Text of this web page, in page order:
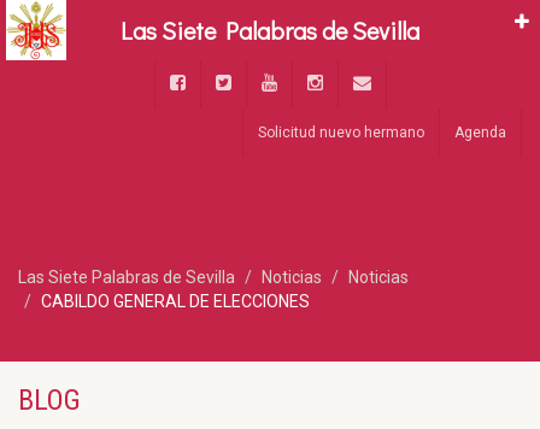
Solicitud nuevo hermano Agenda
Las Siete Palabras de Sevilla Noticias
Noticias
CABILDO GENERAL DE ELECCIONES
BLOG
Las Siete Palabras de Sevilla